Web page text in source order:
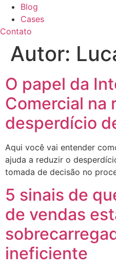
Blog
Cases
Contato
Autor:
O papel da
Comercial na
desperdício
Aqui você vai entender
ajuda a reduzir o
tomada de decisão no
5 sinais de
de vendas
ineficiente